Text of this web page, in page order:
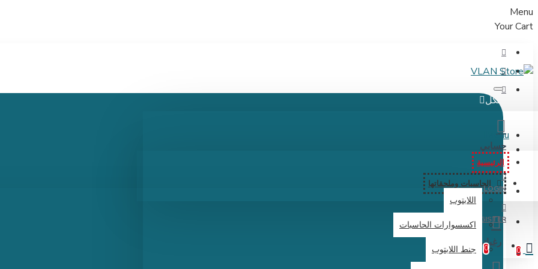
Menu
Your Cart
الكل
حسابي
رغباتي
0
Menu
الرئيسية
الحاسبات وملحقاتها
اللابتوب
اكسسوارات الحاسبات
جنط اللابتوب
LOGIN
REGISTER
0